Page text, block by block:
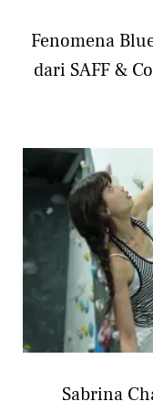
Fenomena
dari SAFF &
Sabrina